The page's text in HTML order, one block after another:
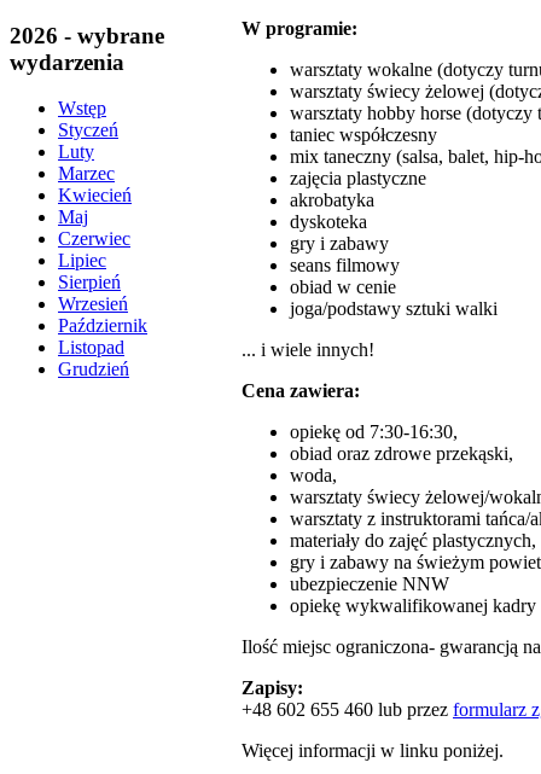
2026 - wybrane
wydarzenia
Wstęp
Styczeń
Luty
Marzec
Kwiecień
Maj
Czerwiec
Lipiec
Sierpień
Wrzesień
Październik
Listopad
Grudzień
W programie:
warsztaty wokalne (dotyczy
warsztaty świecy żelowej
warsztaty hobby horse
taniec współczesny
mix taneczny (salsa, balet, hip-
zajęcia plastyczne
akrobatyka
dyskoteka
gry i zabawy
seans filmowy
obiad w cenie
joga/podstawy sztuki walki
... i wiele innych!
Cena zawiera:
opiekę od 7:30-16:30,
obiad oraz zdrowe przekąski,
woda,
warsztaty świecy żelowej/
warsztaty z instruktorami tańca/
materiały do zajęć plastycznych,
gry i zabawy na świeżym
ubezpieczenie NNW
opiekę wykwalifikowanej kadry
Ilość miejsc ograniczona- gwarancją
Zapisy:
+48 602 655 460 lub przez formularz
Więcej informacji w linku poniżej.